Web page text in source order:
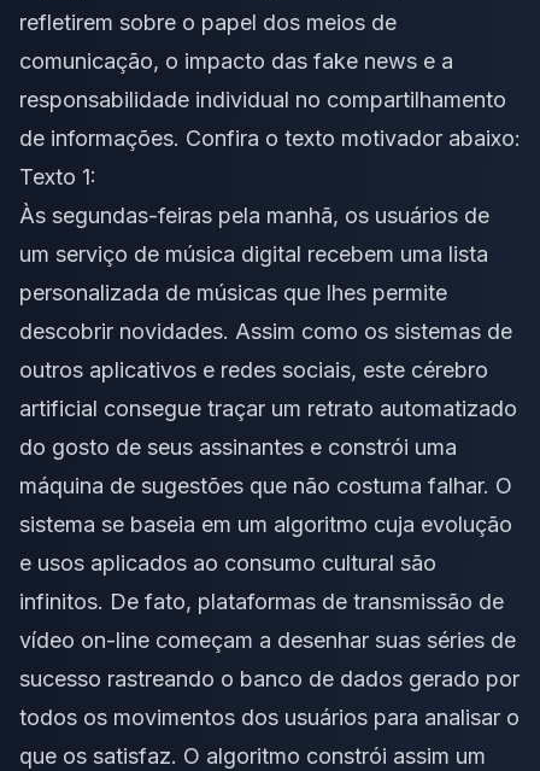
refletirem sobre o papel dos meios de
comunicação, o impacto das fake news e a
responsabilidade individual no compartilhamento
de informações. Confira o texto motivador abaixo:
Texto 1:
Às segundas-feiras pela manhã, os usuários de
um serviço de música digital recebem uma lista
personalizada de músicas que lhes permite
descobrir novidades. Assim como os sistemas de
outros aplicativos e redes sociais, este cérebro
artificial consegue traçar um retrato automatizado
do gosto de seus assinantes e constrói uma
máquina de sugestões que não costuma falhar. O
sistema se baseia em um algoritmo cuja evolução
e usos aplicados ao consumo cultural são
infinitos. De fato, plataformas de transmissão de
vídeo on-line começam a desenhar suas séries de
sucesso rastreando o banco de dados gerado por
todos os movimentos dos usuários para analisar o
que os satisfaz. O algoritmo constrói assim um